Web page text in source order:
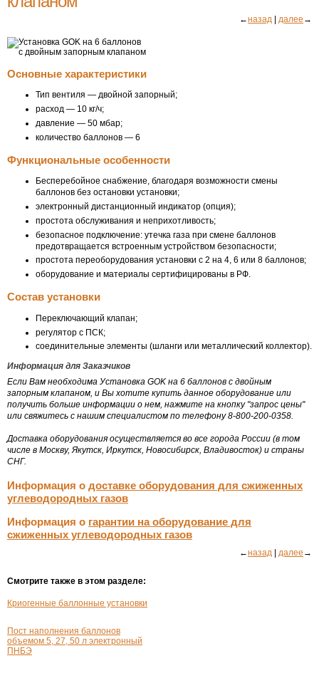
←назад далее →
Основные характеристики
Тип вентиля — двойной запорный;
расход — 10 кг/ч;
давление — 50 мбар;
количество баллонов — 6
Функциональные особенности
Бесперебойное снабжение, благодаря возможности смены
баллонов без остановки установки;
электронный дистанционный индикатор (опция);
простота обслуживания и неприхотливость;
безопасное подключение: утечка газа при смене баллонов
предотвращается встроенным устройством безопасности;
простота переоборудования установки с 2 на 4, 6 или 8 баллонов;
оборудование и материалы сертифицированы в РФ.
Состав установки
Переключающий клапан;
регулятор с ПСК;
соединительные элементы (шланги или металлический коллектор).
Информация для Заказчиков
Если Вам необходима Установка GOK на 6 баллонов с двойным
запорным клапаном, и Вы хотите купить данное оборудование или
получить больше информации о нем, нажмите на кнопку "запрос цены"
или свяжитесь с нашим специалистом по телефону 8-800-200-0358.
Доставка оборудования осуществляется во все города России (в том
числе в Москву, Якутск, Иркутск, Новосибирск, Владивосток) и страны
СНГ.
Информация о доставке оборудования для сжиженных
углеводородных газов
Информация о гарантии на оборудование для
сжиженных углеводородных газов
←назад далее →
Смотрите также в этом разделе:
Криогенные баллонные установки
Пост наполнения баллонов
объемом 5, 27, 50 л электронный
ПНБЭ